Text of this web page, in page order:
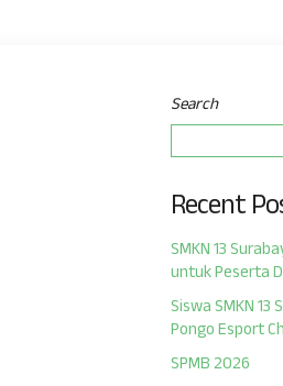
Search
Recent
SMKN 13
untuk Peserta
Siswa SMKN
Pongo Esport
SPMB 2026